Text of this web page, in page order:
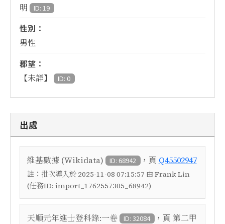
明 ID: 19
性別：
男性
郡望：
【未詳】 ID: 0
出處
維基數據 (Wikidata) ID: 68942 ，頁 Q45502947
註： 批次導入於 2025-11-08 07:15:57 由 Frank Lin
(任務ID: import_1762557305_68942)
天順元年進士登科錄:一卷 ID: 32084 ，頁 第二甲